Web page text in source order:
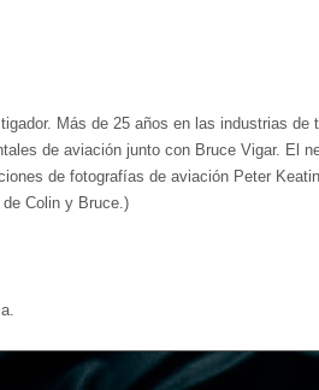
Más de 25 años en las industrias de
de aviación junto con Bruce Vigar. El
de fotografías de aviación Peter
Colin y Bruce.)